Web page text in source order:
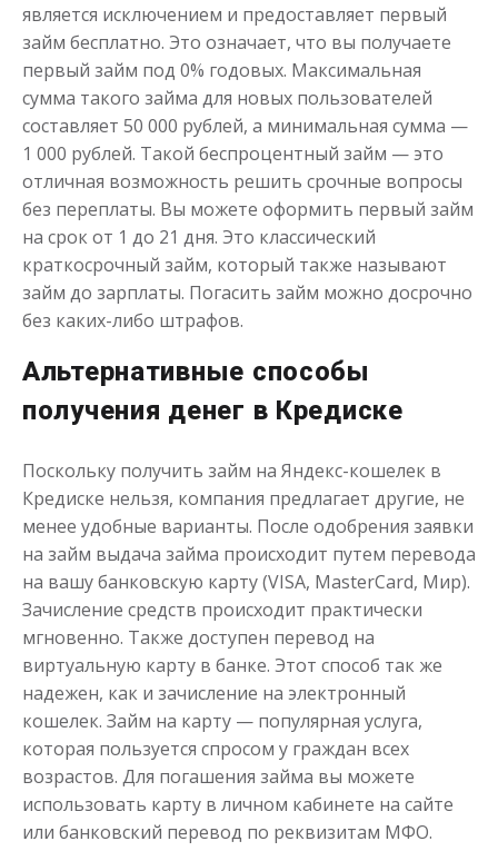
Одолжим до 30 дней
Сумма до50 000₽
Срок от 1до 30 дня
Получить
Переведём в долг
Срок от 1до 21 дня
Получить
Деньги до зарплаты
Сумма до50 000₽
Срок от 1до 21 дня
является исключением и предоставляет первый
займ бесплатно. Это означает, что вы получаете
первый займ под 0% годовых. Максимальная
сумма такого займа для новых пользователей
составляет 50 000 рублей, а минимальная сумма —
1 000 рублей. Такой беспроцентный займ — это
отличная возможность решить срочные вопросы
без переплаты. Вы можете оформить первый займ
на срок от 1 до 21 дня. Это классический
краткосрочный займ, который также называют
займ до зарплаты. Погасить займ можно досрочно
без каких-либо штрафов.
Альтернативные способы
получения денег в Кредиске
Поскольку получить займ на Яндекс-кошелек в
Кредиске нельзя, компания предлагает другие, не
менее удобные варианты. После одобрения заявки
на займ выдача займа происходит путем перевода
на вашу банковскую карту (VISA, MasterCard, Мир).
Зачисление средств происходит практически
мгновенно. Также доступен перевод на
виртуальную карту в банке. Этот способ так же
надежен, как и зачисление на электронный
кошелек. Займ на карту — популярная услуга,
которая пользуется спросом у граждан всех
возрастов. Для погашения займа вы можете
использовать карту в личном кабинете на сайте
или банковский перевод по реквизитам МФО.